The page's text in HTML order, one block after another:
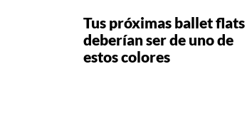
Tus próximas ballet flats
deberían ser de uno de
estos colores